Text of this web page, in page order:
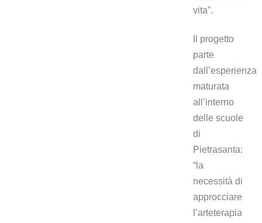
vita”.
Il progetto
parte
dall’esperienza
maturata
all’interno
delle scuole
di
Pietrasanta:
“la
necessità di
approcciare
l’arteterapia